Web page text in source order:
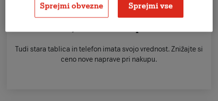
Tudi stara tablica in telefon imata svojo vrednost. Znižajte si
ceno nove naprave pri nakupu.
Sprejmi obvezne Sprejmi vse